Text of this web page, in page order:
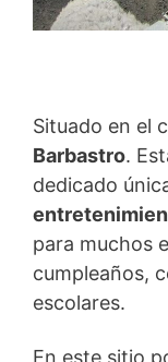
Situado en el
Barbastro.
dedicado
para muchos
cumpleaños,
escolares.